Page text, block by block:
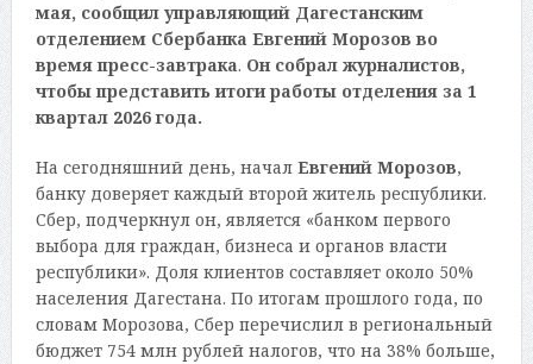
мая, сообщил управляющий Дагестанским
отделением Сбербанка Евгений Морозов во
время пресс-завтрака. Он собрал журналистов,
чтобы представить итоги работы отделения за 1
квартал 2026 года.
На сегодняшний день, начал Евгений Морозов,
банку доверяет каждый второй житель республики.
Сбер, подчеркнул он, является «банком первого
выбора для граждан, бизнеса и органов власти
республики». Доля клиентов составляет около 50%
населения Дагестана. По итогам прошлого года, по
словам Морозова, Сбер перечислил в региональный
бюджет 754 млн рублей налогов, что на 38% больше,